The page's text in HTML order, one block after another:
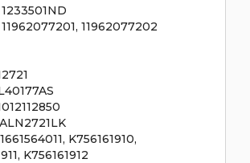
11962077202
K756161910,
K756161912